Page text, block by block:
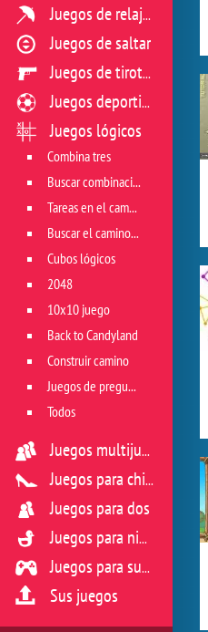
Juegos de relajación
Juegos de saltar
Juegos de tiroteo
Juegos deportivos
Juegos lógicos
Combina tres
Buscar combinación
Tareas en el campo de juego
Buscar el camino correcto
Cubos lógicos
2048
10x10 juego
Back to Candyland
Construir camino
Juegos de preguntas
Todos
Juegos multijugador
Juegos para chicas
Juegos para dos
Juegos para niños
Juegos para sus reflejos
Sus juegos